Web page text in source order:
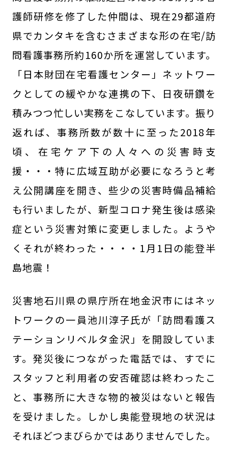
護師研修を修了した仲間は、現在29都道府
県でカンタキを含むさまざまな形の在宅/訪
問看護事務所約160か所を運営しています。
「日本財団在宅看護センター」ネットワー
クとしての緩やかな連携の下、日夜研鑽を
積みつつ忙しい実務をこなしています。振り
返れば、事務所数が数十に至った2018年
頃、在宅ケア下の人々への災害時支
援・・・特に広域互助が必要になろうと考
え公開講座を開き、些少の災害時備品補給
も行いましたが、新型コロナ発生後は感染
症という災害対策に変更しました。ようや
くそれが終わった・・・・1月1日の能登半
島地震！
災害地石川県の県庁所在地金沢市にはネッ
トワークの一員池川淳子氏が「訪問看護ス
テーションリベルタ金沢」を開設していま
す。発災後につながった電話では、すでに
スタッフと利用者の安否確認は終わったこ
と、事務所に大きな物的被災はないと報告
を受けました。しかし奥能登現地の状況は
それほどつまびらかではありませんでした。